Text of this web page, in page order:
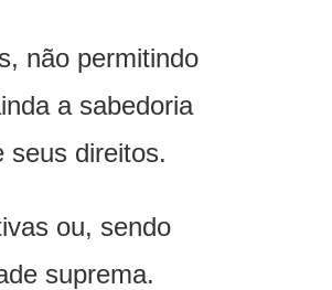
não permitindo
a sabedoria
seus direitos.
ou, sendo
suprema.